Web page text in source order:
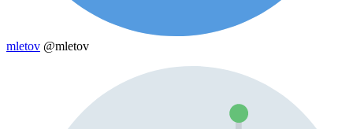
mletov @mletov